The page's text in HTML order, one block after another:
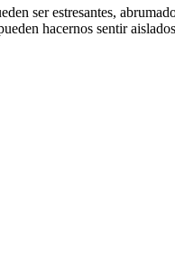
ser estresantes,
hacernos sentir